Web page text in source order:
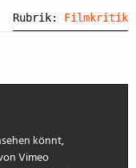
Rubrik: Filmkritik
könnt,
Vimeo